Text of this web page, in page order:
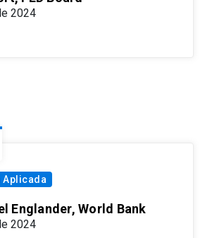
2024
Englander, World Bank
2024